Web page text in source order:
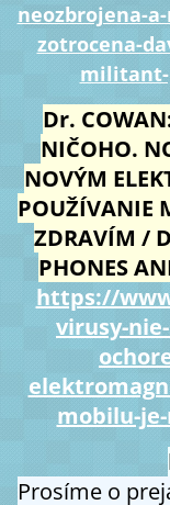
neozbrojena-
zotrocena-
militant-
Dr.
NIČOHO.
NOVÝM
POUŽÍVANIE
ZDRAVÍM /
PHONES
https://
virusy-
mobilu-
Prosíme o